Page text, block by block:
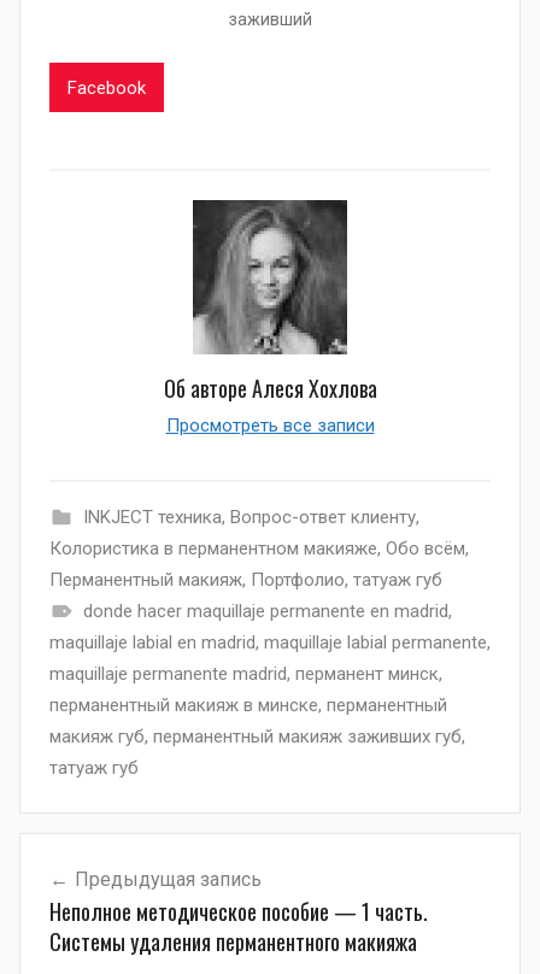
заживший
Facebook
Об автореАлеся Хохлова
Просмотреть все записи
INKJECT техника, Вопрос-ответ клиенту,
Колористика в перманентном макияже, Обо всём,
Перманентный макияж, Портфолио, татуаж губ
donde hacer maquillaje permanente en madrid,
maquillaje labial en madrid, maquillaje labial permanente,
maquillaje permanente madrid, перманент минск,
перманентный макияж в минске, перманентный
макияж губ, перманентный макияж заживших губ,
татуаж губ
по
записям
Предыдущая запись
Неполное методическое пособие — 1 часть.
Системы удаления перманентного макияжа